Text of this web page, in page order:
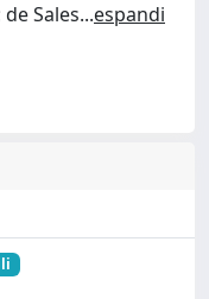
de Sales...espandi